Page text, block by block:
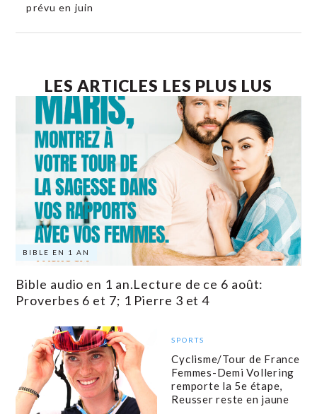
prévu en juin
LES ARTICLES LES PLUS LUS
BIBLE EN 1 AN
Bible audio en 1 an.Lecture de ce 6 août:
Proverbes 6 et 7; 1 Pierre 3 et 4
SPORTS
Cyclisme/Tour de France
Femmes-Demi Vollering
remporte la 5e étape,
Reusser reste en jaune